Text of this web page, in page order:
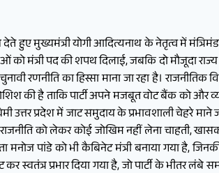
देते हुए मुख्यमंत्री योगी आदित्यनाथ के नेतृत्व में
पद की शपथ दिलाई, जबकि दो मौजूदा राज्य
रणनीति का हिस्सा माना जा रहा है। राजनीतिक
की है ताकि पार्टी अपने मजबूत वोट बैंक को और
उत्तर प्रदेश में जाट समुदाय के प्रभावशाली चेहरे
राजनीति को लेकर कोई जोखिम नहीं लेना चाहती,
पांडे को भी कैबिनेट मंत्री बनाया गया है,
स्वतंत्र प्रभार दिया गया है, जो पार्टी के भीतर